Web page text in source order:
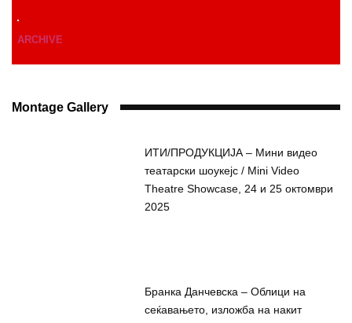
ARCHIVE
Montage Gallery
ИТИ/ПРОДУКЦИЈА – Мини видео
театарски шоукејс / Mini Video
Theatre Showcase, 24 и 25 октомври
2025
Бранка Данчевска – Облици на
сеќавањето, изложба на накит